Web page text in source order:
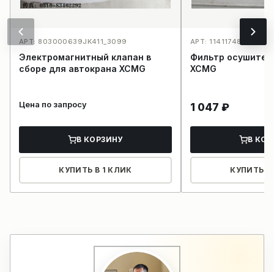
АРТ: 803000639JK411_3099
Электромагнитный клапан в
сборе для автокрана XCMG
Цена по запросу
В КОРЗИНУ
КУПИТЬ В 1 КЛИК
АРТ: 11411748_3953
Фильтр
XCMG
1 047 ₽
В
КУПИТЬ В